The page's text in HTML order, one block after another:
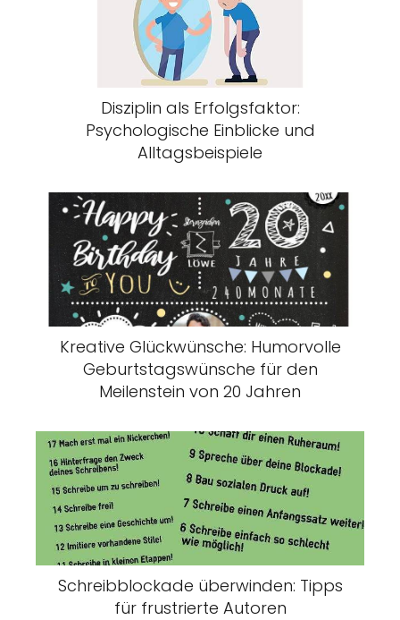
Disziplin als Erfolgsfaktor:
Psychologische Einblicke und
Alltagsbeispiele
Kreative Glückwünsche: Humorvolle
Geburtstagswünsche für den
Meilenstein von 20 Jahren
Schreibblockade überwinden: Tipps
für frustrierte Autoren